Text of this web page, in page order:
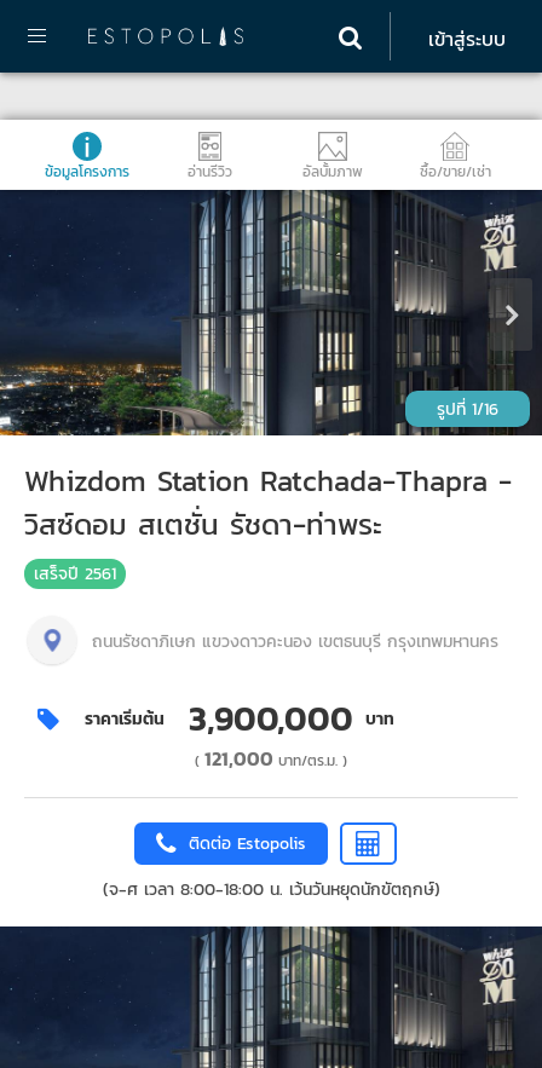
เข้าสู่ระบบ
ข้อมูลโครงการ อ่านรีวิว อัลบั้มภาพ ซื้อ/ขาย/เช่า
1/16
Whizdom Station Ratchada-Thapra -
วิสซ์ดอม สเตชั่น รัชดา-ท่าพระ
เสร็จปี 2561
ถนนรัชดาภิเษก แขวงดาวคะนอง เขตธนบุรี กรุงเทพมหานคร
ราคาเริ่มต้น 3,900,000 บาท
( 121,000 บาท/ตร.ม. )
ติดต่อ Estopolis
(จ-ศ เวลา 8:00-18:00 น. เว้นวันหยุดนักขัตฤกษ์)